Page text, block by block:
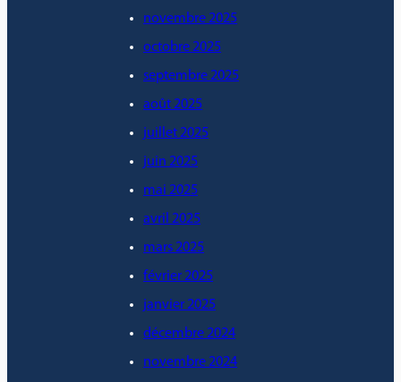
novembre 2025
octobre 2025
septembre 2025
août 2025
juillet 2025
juin 2025
mai 2025
avril 2025
mars 2025
février 2025
janvier 2025
décembre 2024
novembre 2024